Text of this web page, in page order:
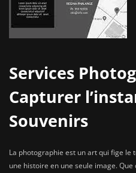
Services
Capturer
Souvenirs
La photographie est un art qui fige le
une histoire en une seule image.